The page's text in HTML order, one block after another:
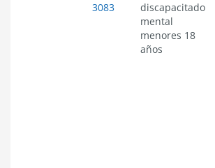
3083
discapacitado
mental
menores 18
años